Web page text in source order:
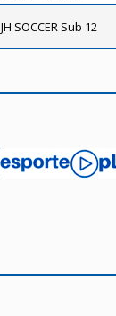
JH SOCCER Sub 12